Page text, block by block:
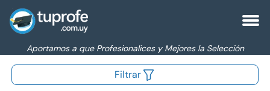
Aportamos a que Profesionalices y Mejores la Selección
Filtrar